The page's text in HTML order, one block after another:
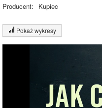
Producent:
Kupiec
Pokaż wykresy
Wykres składu produktu